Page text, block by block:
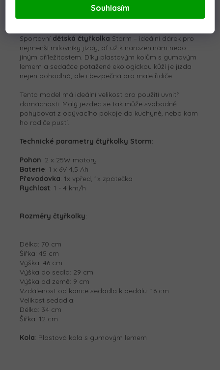
Souhlasím
Detailní popis produktu
Sportovní dětská čtyřkolka Storm – ideální dárek pro
nejmenší milovníky jízdy, ať už k narozeninám nebo
jiným příležitostem. Díky plastovým kolům s gumovým
lemem a sedačce potažené ekologickou kůží je jízda
nejen pohodlná, ale i bezpečná pro malé řidiče.
Tento model má ideální velikost pro použití uvnitř
domácnosti. Malý jezdec se tak může svobodně
pohybovat z obývacího pokoje do kuchyně, nebo kam
ho rodiče pustí.
Technické parametry čtyřkolky Storm:
Pohon: 2 x 25W motory
Baterie: 1 x 6V 4,5 Ah
Převodovka: 1x vpřed, 1x zpátečka
Rychlost: 1 - 4 km/h
Rozměry čtyřkolky:
Délka: 70 cm
Šířka: 45 cm
Výška: 46 cm
Výška do sedla: 29 cm
Výška od země: 9 cm
Vzdálenost od konce sedadla k pedálu: 16 cm
Velikost sedadla:
Délka: 34 cm
Šířka: 12 cm
Kola: Plastová kola s gumovým lemem